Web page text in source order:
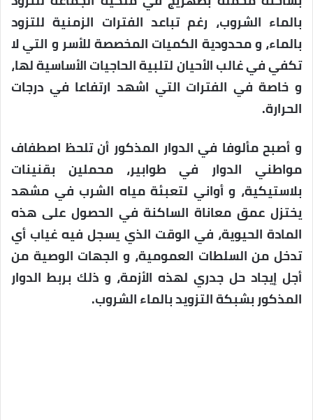
بالماء الشروب، رغم تباعد الفترات الزمنية للتزود
بالماء، و محدودية الكميات المخصصة للأسر و التي لا
تكفي في غالب الأحيان لتلبية الحاجيات الأساسية لها،
و خاصة في الفترات التي اشهد ارتفاعا في درجات
الحرارة.
و أصبح مألوفا في الدوار المذكور أن تلحظ اصطفاف
مواطني الدوار في طوابير، محملين بقنينات
بلاستيكية، و أواني لتعبئة مياه الشرب في مشهد
يختزل عمق معاناة الساكنة في الحصول على هذه
المادة الحيوية، في الوقت الذي يسجل فيه غياب أي
تدخل من السلطات العمومية، و الجهات الوصية من
أجل إيجاد حل جدري لهذه الأزمة، و ذلك بربط الدوار
المذكور بشبكة التزويد بالماء الشروب.